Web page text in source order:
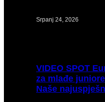
Srpanj 24, 2026
VIDEO SPOT
za mlađe
Naše